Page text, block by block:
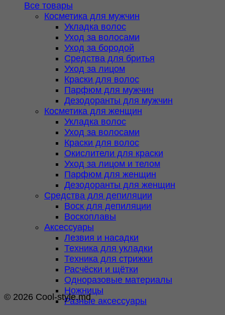
Все товары
Косметика для мужчин
Укладка волос
Уход за волосами
Уход за бородой
Средства для бритья
Уход за лицом
Краски для волос
Парфюм для мужчин
Дезодоранты для мужчин
Косметика для женщин
Укладка волос
Уход за волосами
Краски для волос
Окислители для краски
Уход за лицом и телом
Парфюм для женщин
Дезодоранты для женщин
Средства для депиляции
Воск для депиляции
Воскоплавы
Аксессуары
Лезвия и насадки
Техника для укладки
Техника для стрижки
Расчёски и щётки
Одноразовые материалы
Ножницы
Разные аксессуары
© 2026 Cool-style.md